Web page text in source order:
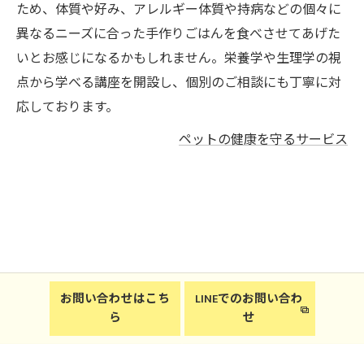
ため、体質や好み、アレルギー体質や持病などの個々に
異なるニーズに合った手作りごはんを食べさせてあげた
いとお感じになるかもしれません。栄養学や生理学の視
点から学べる講座を開設し、個別のご相談にも丁寧に対
応しております。
ペットの健康を守るサービス
お問い合わせはこち
ら
LINEでのお問い合わ
せ